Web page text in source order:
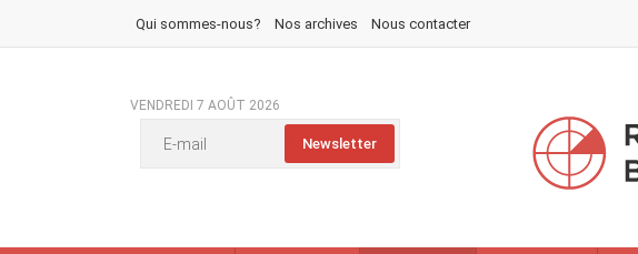
Qui sommes-nous? Nos archives Nous contacter
VENDREDI 7 AOÛT 2026